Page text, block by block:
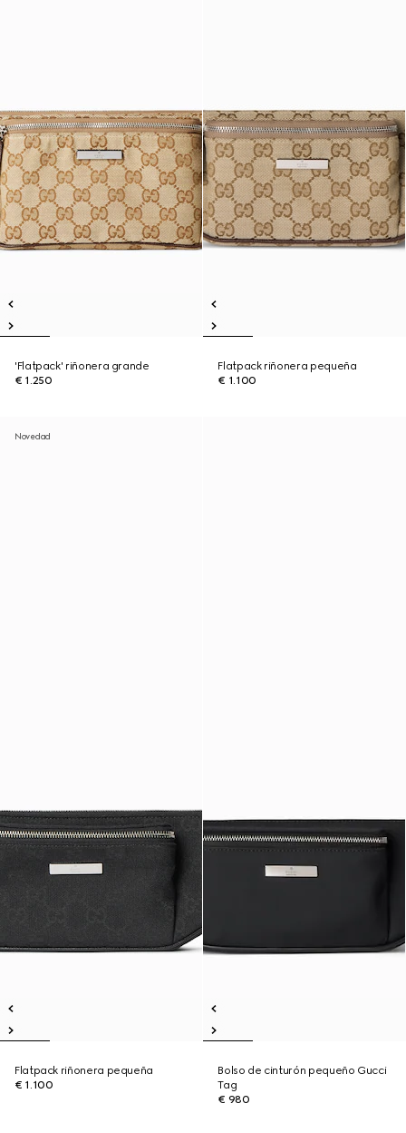
'Flatpack' riñonera grande
€ 1.250
Flatpack riñonera pequeña
€ 1.100
Novedad
Flatpack riñonera pequeña
€ 1.100
Bolso de cinturón pequeño Gucci
Tag
€ 980